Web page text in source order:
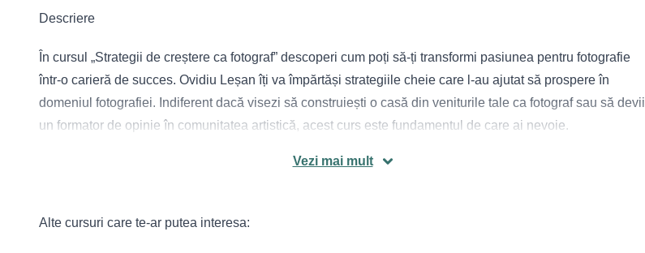
Descriere
În cursul „Strategii de creștere ca fotograf” descoperi cum poți să-ți transformi pasiunea pentru fotografie
într-o carieră de succes. Ovidiu Leșan îți va împărtăși strategiile cheie care l-au ajutat să prospere în
domeniul fotografiei. Indiferent dacă visezi să construiești o casă din veniturile tale ca fotograf sau să devii
un formator de opinie în comunitatea artistică, acest curs este fundamentul de care ai nevoie.
Cu experiență vastă în domeniul fotografic, Ovidiu Leșan este recunoscut pentru abilitatea de a ajuta
Transformă-ți fotografia în profesie
Vezi mai mult
Alte cursuri care te-ar putea interesa: